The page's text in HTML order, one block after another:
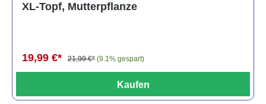
XL-Topf, Mutterpflanze
19,99 €* 21,99 €* (9.1% gespart)
Kaufen